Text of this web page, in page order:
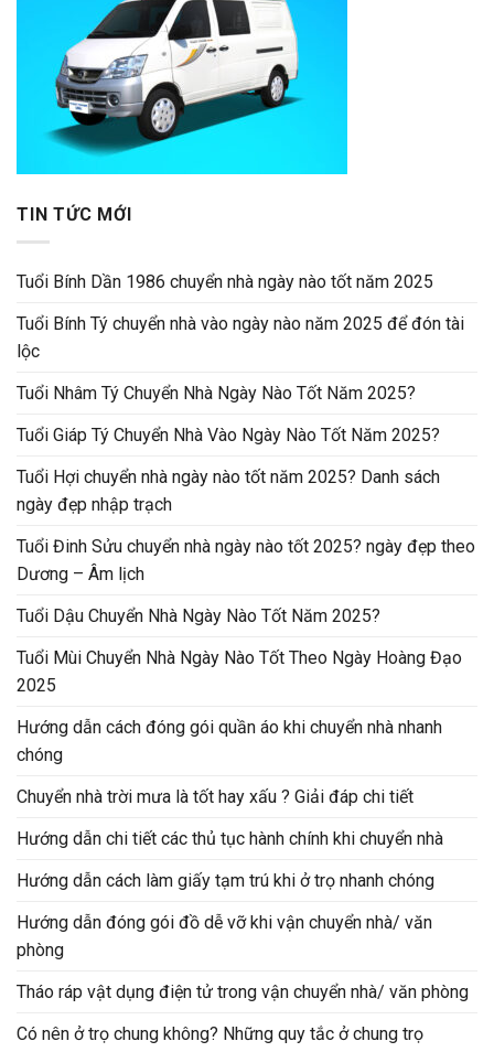
TIN TỨC MỚI
Tuổi Bính Dần 1986 chuyển nhà ngày nào tốt năm 2025
Tuổi Bính Tý chuyển nhà vào ngày nào năm 2025 để đón tài
lộc
Tuổi Nhâm Tý Chuyển Nhà Ngày Nào Tốt Năm 2025?
Tuổi Giáp Tý Chuyển Nhà Vào Ngày Nào Tốt Năm 2025?
Tuổi Hợi chuyển nhà ngày nào tốt năm 2025? Danh sách
ngày đẹp nhập trạch
Tuổi Đinh Sửu chuyển nhà ngày nào tốt 2025? ngày đẹp theo
Dương – Âm lịch
Tuổi Dậu Chuyển Nhà Ngày Nào Tốt Năm 2025?
Tuổi Mùi Chuyển Nhà Ngày Nào Tốt Theo Ngày Hoàng Đạo
2025
Hướng dẫn cách đóng gói quần áo khi chuyển nhà nhanh
chóng
Chuyển nhà trời mưa là tốt hay xấu ? Giải đáp chi tiết
Hướng dẫn chi tiết các thủ tục hành chính khi chuyển nhà
Hướng dẫn cách làm giấy tạm trú khi ở trọ nhanh chóng
Hướng dẫn đóng gói đồ dễ vỡ khi vận chuyển nhà/ văn
phòng
Tháo ráp vật dụng điện tử trong vận chuyển nhà/ văn phòng
Có nên ở trọ chung không? Những quy tắc ở chung trọ